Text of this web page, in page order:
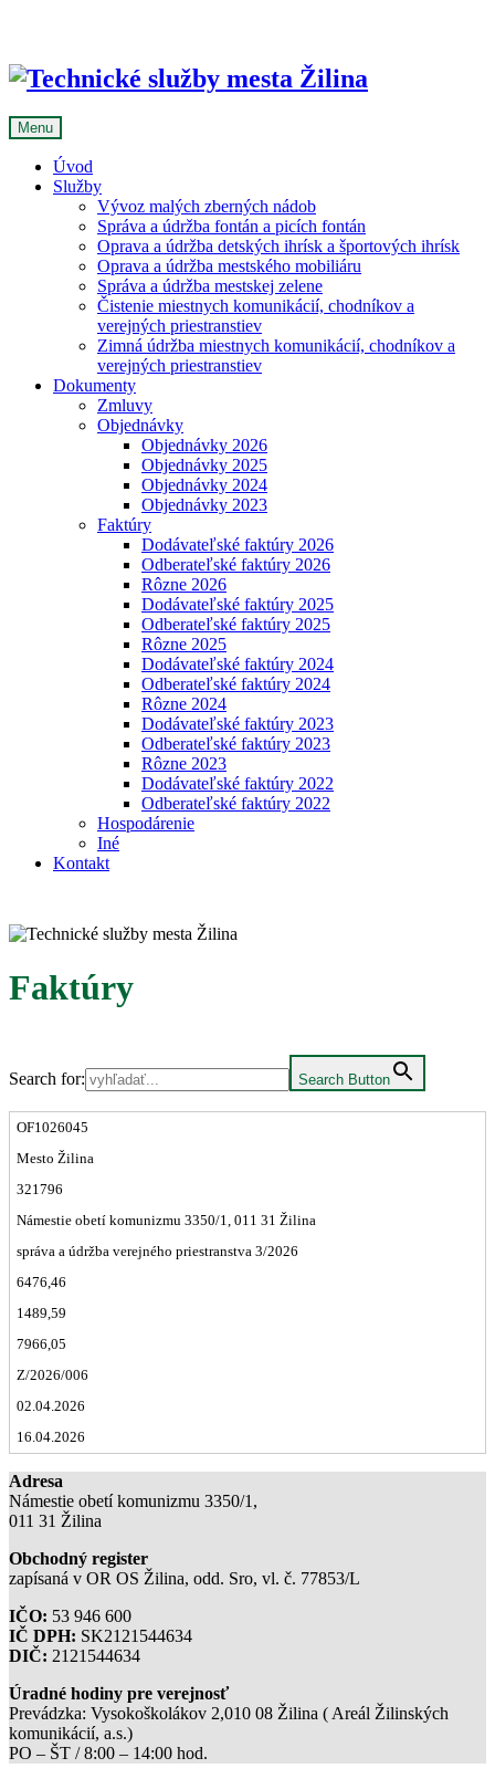
Menu
Úvod
Služby
Vývoz malých zberných nádob
Správa a údržba fontán a picích fontán
Oprava a údržba detských ihrísk a športových ihrísk
Oprava a údržba mestského mobiliáru
Správa a údržba mestskej zelene
Čistenie miestnych komunikácií, chodníkov a
verejných priestranstiev
Zimná údržba miestnych komunikácií, chodníkov a
verejných priestranstiev
Dokumenty
Zmluvy
Objednávky
Objednávky 2026
Objednávky 2025
Objednávky 2024
Objednávky 2023
Faktúry
Dodávateľské faktúry 2026
Odberateľské faktúry 2026
Rôzne 2026
Dodávateľské faktúry 2025
Odberateľské faktúry 2025
Rôzne 2025
Dodávateľské faktúry 2024
Odberateľské faktúry 2024
Rôzne 2024
Dodávateľské faktúry 2023
Odberateľské faktúry 2023
Rôzne 2023
Dodávateľské faktúry 2022
Odberateľské faktúry 2022
Hospodárenie
Iné
Kontakt
Faktúry
Search for: Search Button
OF1026045
Mesto Žilina
321796
Námestie obetí komunizmu 3350/1, 011 31 Žilina
správa a údržba verejného priestranstva 3/2026
6476,46
1489,59
7966,05
Z/2026/006
02.04.2026
16.04.2026
Adresa
Námestie obetí komunizmu 3350/1,
011 31 Žilina
Obchodný register
zapísaná v OR OS Žilina, odd. Sro, vl. č. 77853/L
IČO: 53 946 600
IČ DPH: SK2121544634
DIČ: 2121544634
Úradné hodiny pre verejnosť
Prevádzka: Vysokoškolákov 2,010 08 Žilina ( Areál Žilinských
komunikácií, a.s.)
PO – ŠT / 8:00 – 14:00 hod.